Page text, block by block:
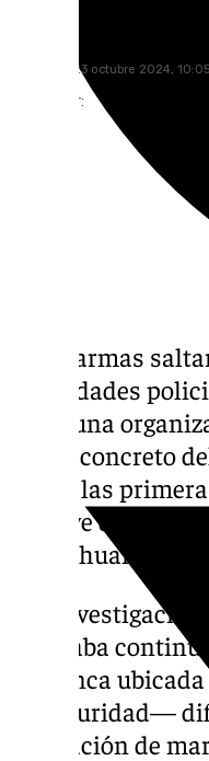
miércoles, 23 octubre 2024, 10:05
Compartir:
Las alarmas
autoridades
entre una
punto concreto
Según las
enclave desde
y marihuana
Las
realizaba
una finca
de seguridad—
plantación de